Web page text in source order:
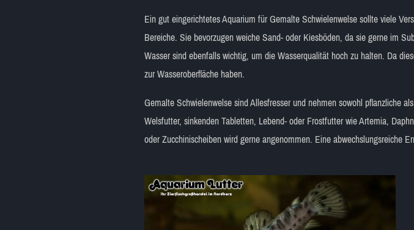
Ein gut eingerichtetes Aquarium für Gemalte Schwielenwelse sollte viele
Bereiche. Sie bevorzugen weiche Sand- oder Kiesböden, da sie gerne im
Wasser sind ebenfalls wichtig, um die Wasserqualität hoch zu halten. Da
zur Wasseroberfläche haben.
Gemalte Schwielenwelse sind Allesfresser und nehmen sowohl pflanzliche
Welsfutter, sinkenden Tabletten, Lebend- oder Frostfutter wie Artemia,
oder Zucchinischeiben wird gerne angenommen. Eine abwechslungsreiche